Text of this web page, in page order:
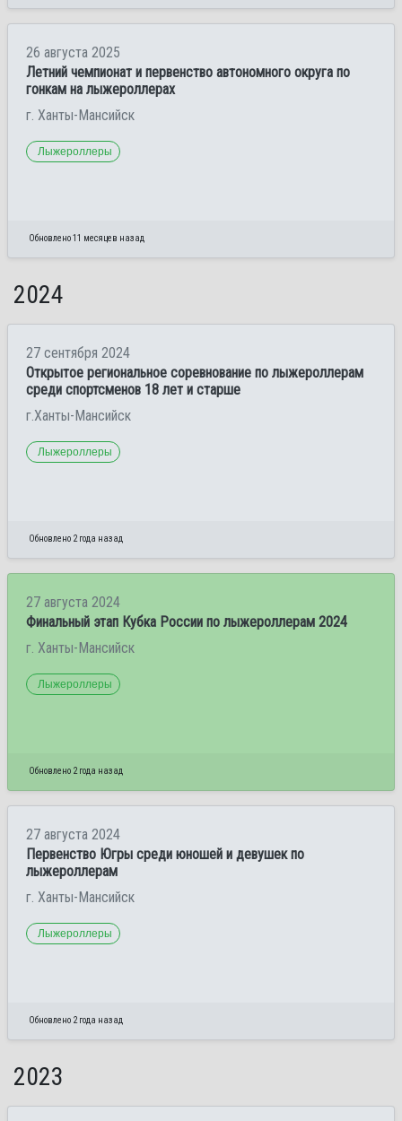
26 августа 2025
Летний чемпионат и первенство автономного округа по
гонкам на лыжероллерах
г. Ханты-Мансийск
Лыжероллеры
Обновлено 11 месяцев назад
2024
27 сентября 2024
Открытое региональное соревнование по лыжероллерам
среди спортсменов 18 лет и старше
г.Ханты-Мансийск
Лыжероллеры
Обновлено 2 года назад
27 августа 2024
Финальный этап Кубка России по лыжероллерам 2024
г. Ханты-Мансийск
Лыжероллеры
Обновлено 2 года назад
27 августа 2024
Первенство Югры среди юношей и девушек по
лыжероллерам
г. Ханты-Мансийск
Лыжероллеры
Обновлено 2 года назад
2023